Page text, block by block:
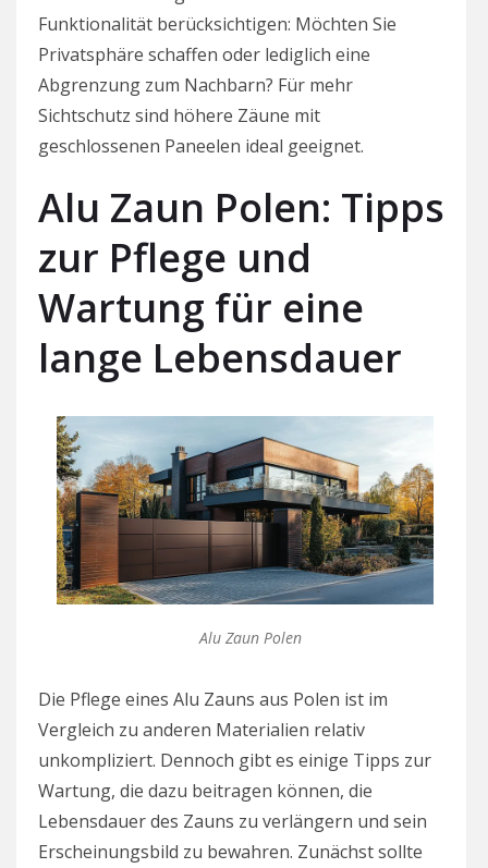
Funktionalität berücksichtigen: Möchten Sie
Privatsphäre schaffen oder lediglich eine
Abgrenzung zum Nachbarn? Für mehr
Sichtschutz sind höhere Zäune mit
geschlossenen Paneelen ideal geeignet.
Alu Zaun Polen: Tipps
zur Pflege und
Wartung für eine
lange Lebensdauer
Alu Zaun Polen
Die Pflege eines Alu Zauns aus Polen ist im
Vergleich zu anderen Materialien relativ
unkompliziert. Dennoch gibt es einige Tipps zur
Wartung, die dazu beitragen können, die
Lebensdauer des Zauns zu verlängern und sein
Erscheinungsbild zu bewahren. Zunächst sollte